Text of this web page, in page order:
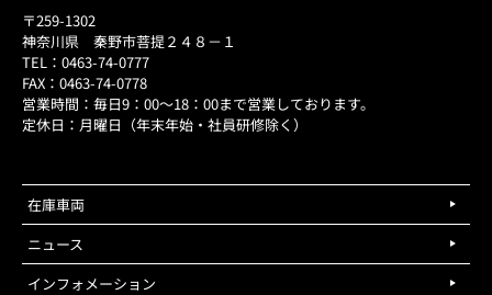
〒259-1302
神奈川県 秦野市菩提２４８－１
TEL：0463-74-0777
FAX：0463-74-0778
営業時間：毎日9：00～18：00まで営業しております。
定休日：月曜日（年末年始・社員研修除く）
在庫車両
ニュース
インフォメーション